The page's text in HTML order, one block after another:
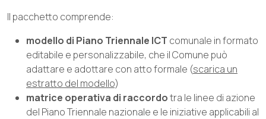
Il pacchetto comprende:
modello di Piano Triennale ICT comunale in formato
editabile e personalizzabile, che il Comune può
adattare e adottare con atto formale (scarica un
estratto del modello)
matrice operativa di raccordotra le linee di azione
del Piano Triennale nazionale e le iniziative applicabili al